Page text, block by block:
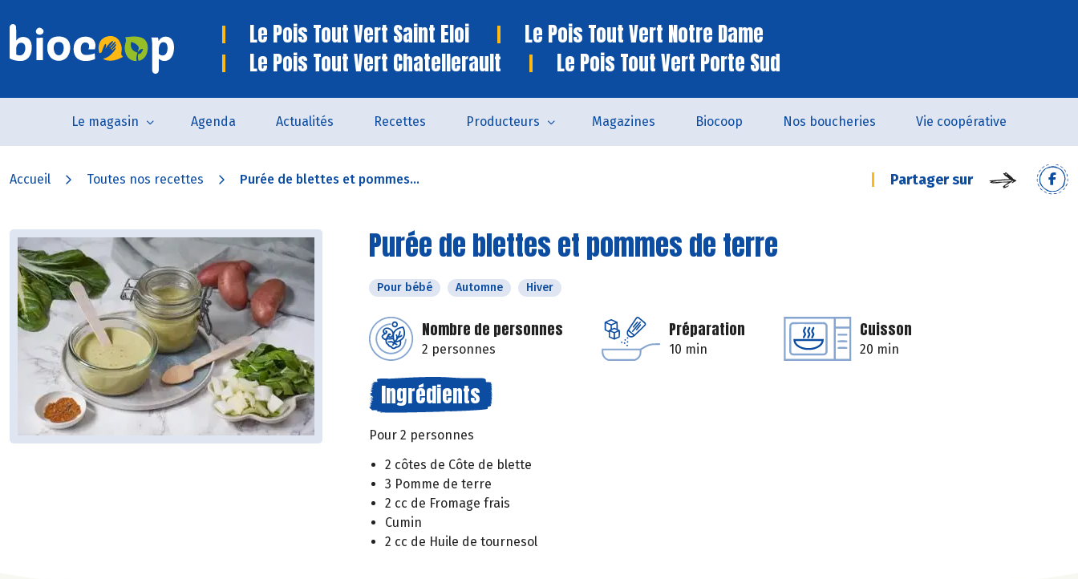
Le Pois Tout Vert Saint Eloi
Le Pois Tout Vert Notre Dame
Le Pois Tout Vert Chatellerault
Le Pois Tout Vert Porte Sud
Le magasin Agenda Actualités Recettes Producteurs Magazines Biocoop Nos boucheries Vie coopérative
Accueil Toutes nos recettes Purée de blettes et pommes... Partager sur
Purée de blettes et pommes de terre
Pour bébé Automne Hiver
Nombre de personnes
2 personnes
Préparation
10 min
Cuisson
20 min
Ingrédients
Pour 2 personnes
2 côtes de Côte de blette
3 Pomme de terre
2 cc de Fromage frais
Cumin
2 cc de Huile de tournesol